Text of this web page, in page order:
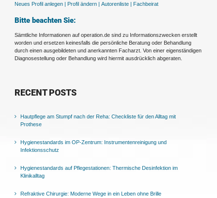
Neues Profil anlegen | Profil ändern | Autorenliste | Fachbeirat
Bitte beachten Sie:
Sämtliche Informationen auf operation.de sind zu Informationszwecken erstellt
worden und ersetzen keinesfalls die persönliche Beratung oder Behandlung
durch einen ausgebildeten und anerkannten Facharzt. Von einer eigenständigen
Diagnosestellung oder Behandlung wird hiermit ausdrücklich abgeraten.
RECENT POSTS
Hautpflege am Stumpf nach der Reha: Checkliste für den Alltag mit
Prothese
Hygienestandards im OP-Zentrum: Instrumentenreinigung und
Infektionsschutz
Hygienestandards auf Pflegestationen: Thermische Desinfektion im
Klinikalltag
Refraktive Chirurgie: Moderne Wege in ein Leben ohne Brille